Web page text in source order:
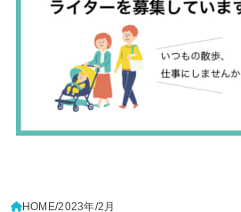
HOME 2023年 2月